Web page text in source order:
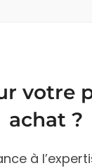
votre
achat ?
à